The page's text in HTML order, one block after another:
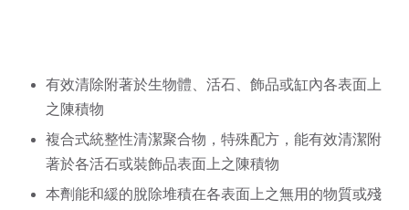
有效清除附著於生物體、活石、飾品或缸內各表面上
之陳積物
複合式統整性清潔聚合物，特殊配方，能有效清潔附
著於各活石或裝飾品表面上之陳積物
本劑能和緩的脫除堆積在各表面上之無用的物質或殘